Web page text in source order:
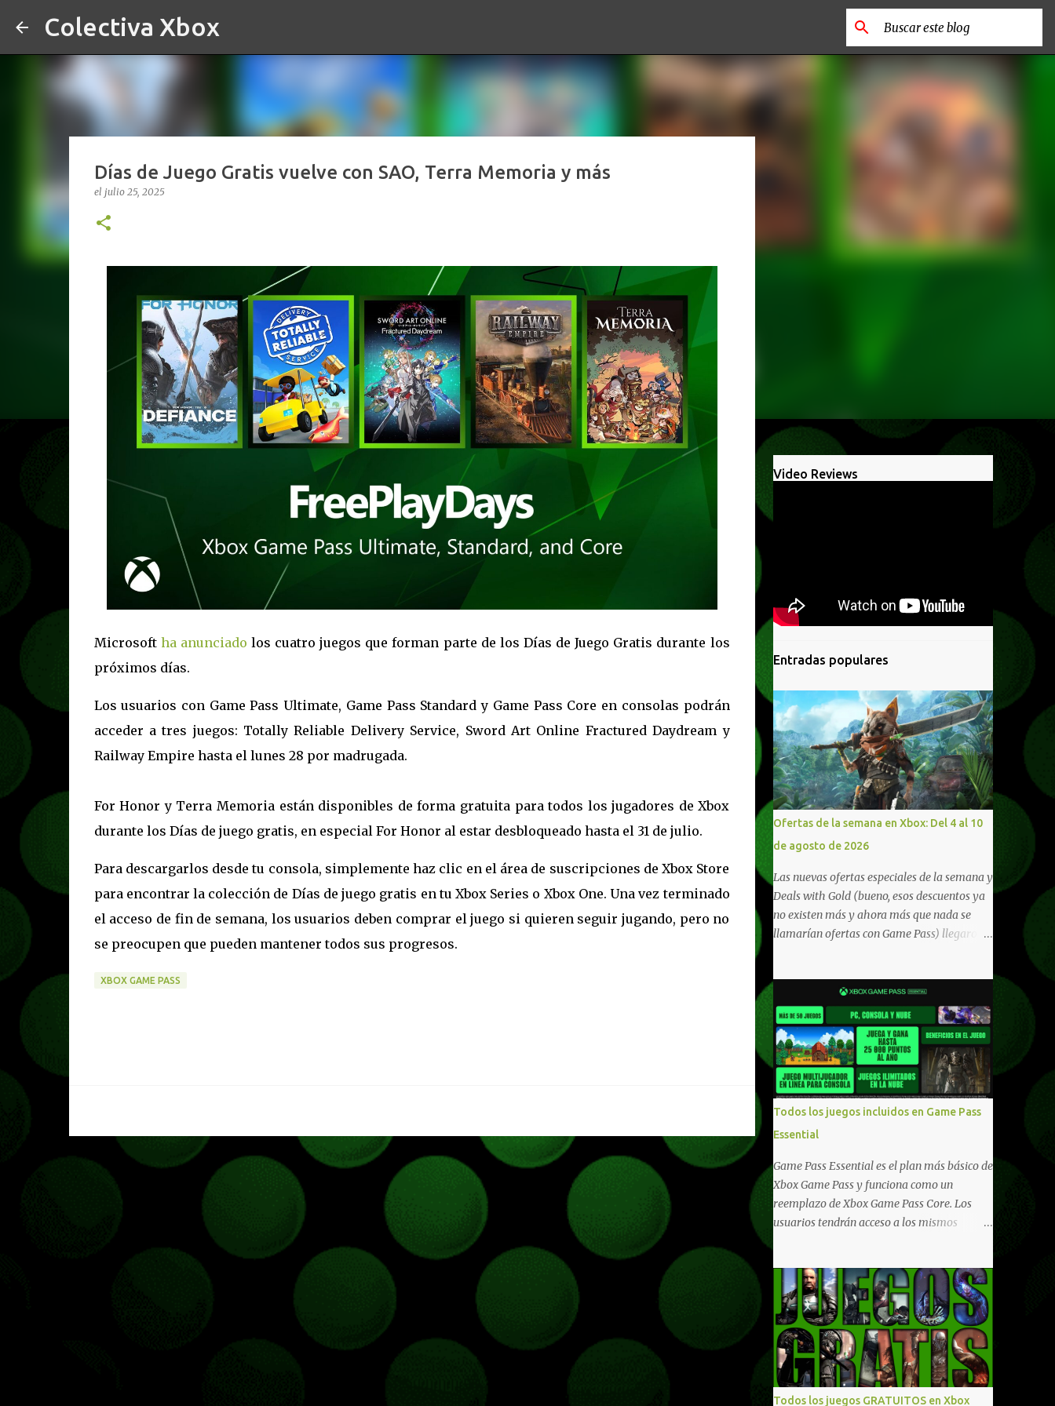
Colectiva Xbox
Días de Juego Gratis vuelve con SAO, Terra Memoria y más
el julio 25, 2025
Microsoft ha anunciado los cuatro juegos que forman parte de los Días de Juego Gratis durante los
próximos días.
Los usuarios con Game Pass Ultimate, Game Pass Standard y Game Pass Core en consolas podrán
acceder a tres juegos: Totally Reliable Delivery Service, Sword Art Online Fractured Daydream y
Railway Empire hasta el lunes 28 por madrugada.
For Honor y Terra Memoria están disponibles de forma gratuita para todos los jugadores de Xbox
durante los Días de juego gratis, en especial For Honor al estar desbloqueado hasta el 31 de julio.
Para descargarlos desde tu consola, simplemente haz clic en el área de suscripciones de Xbox Store
para encontrar la colección de Días de juego gratis en tu Xbox Series o Xbox One. Una vez terminado
el acceso de fin de semana, los usuarios deben comprar el juego si quieren seguir jugando, pero no
se preocupen que pueden mantener todos sus progresos.
XBOX GAME PASS
Video Reviews
Entradas populares
Ofertas de la semana en Xbox: Del 4 al 10
de agosto de 2026
Las nuevas ofertas especiales de la semana y
Deals with Gold (bueno, esos descuentos ya
no existen más y ahora más que nada se
llamarían ofertas con Game Pass) llegaron a
10/11, varios de los juegos que están de
oferta también cuentan con soporte para
Xbox Play Anywhere, lo que nos permite
jugarlos y mantener un progreso
compartido en Windows PC y Xbox, y
tenemos un listado de juegos compatibles
por acá . ¿Aún necesitas una mano con las
compras? Tenemos un tutorial extenso o en
vídeo para que se quiten todas las dudas
generales de cómo hacer compras en Xbox .
Podes consultar un listado más completo de
promociones desde xbox.com. El post puede
tener actualizaciones regulares o cambios
Ofertas - Chile Ofertas - Colombia Ofertas
- México Ofertas - Estados Unidos Ofertas -
España Todas las ofertas de Xbox One
también aplican a Xbox Series, a excepción
de los jue...
Todos los juegos incluidos en Game Pass
Essential
Game Pass Essential es el plan más básico de
Xbox Game Pass y funciona como un
reemplazo de Xbox Game Pass Core. Los
usuarios tendrán acceso a los mismos
adicionales que fueron anunciados
recientemente. Essential incluirá como
novedades una serie de ventajas para
diferentes juegos free to play que están en
Xbox y PC, que van desde skins, desbloqueo
de personajes, paquetes de armas hasta
emotes, monedas virtuales y más para
Todos los juegos GRATUITOS en Xbox